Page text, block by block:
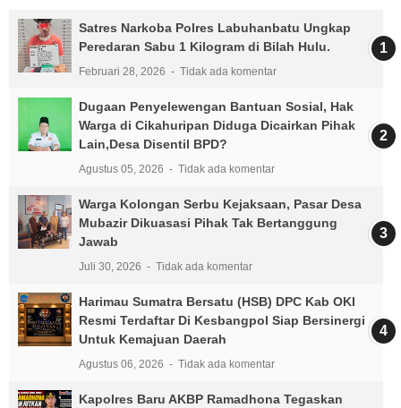
Satres Narkoba Polres Labuhanbatu Ungkap
Peredaran Sabu 1 Kilogram di Bilah Hulu.
Februari 28, 2026 Tidak ada komentar
Dugaan Penyelewengan Bantuan Sosial, Hak
Warga di Cikahuripan Diduga Dicairkan Pihak
Lain,Desa Disentil BPD?
Agustus 05, 2026 Tidak ada komentar
Warga Kolongan Serbu Kejaksaan, Pasar Desa
Mubazir Dikuasasi Pihak Tak Bertanggung
Jawab
Juli 30, 2026 Tidak ada komentar
Harimau Sumatra Bersatu (HSB) DPC Kab OKI
Resmi Terdaftar Di Kesbangpol Siap Bersinergi
Untuk Kemajuan Daerah
Agustus 06, 2026 Tidak ada komentar
Kapolres Baru AKBP Ramadhona Tegaskan